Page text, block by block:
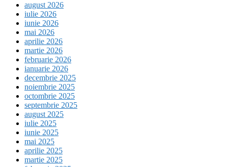
august 2026
iulie 2026
iunie 2026
mai 2026
aprilie 2026
martie 2026
februarie 2026
ianuarie 2026
decembrie 2025
noiembrie 2025
octombrie 2025
septembrie 2025
august 2025
iulie 2025
iunie 2025
mai 2025
aprilie 2025
martie 2025